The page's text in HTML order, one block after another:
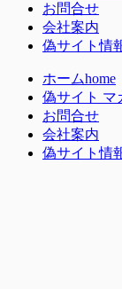
お問合せ
会社案内
偽サイト情
ホームhome
偽サイト マ
お問合せ
会社案内
偽サイト情